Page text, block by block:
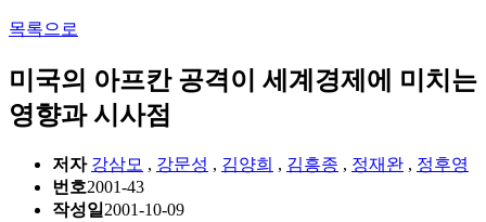
목록으로
미국의 아프칸 공격이 세계경제에 미치는
영향과 시사점
저자 강삼모 , 강문성 , 김양희 , 김흥종 , 정재완 , 정후영
번호2001-43
작성일 2001-10-09